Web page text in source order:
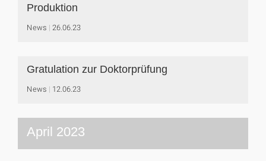
Produktion
News 26.06.23
Gratulation zur Doktorprüfung
News 12.06.23
April 2023